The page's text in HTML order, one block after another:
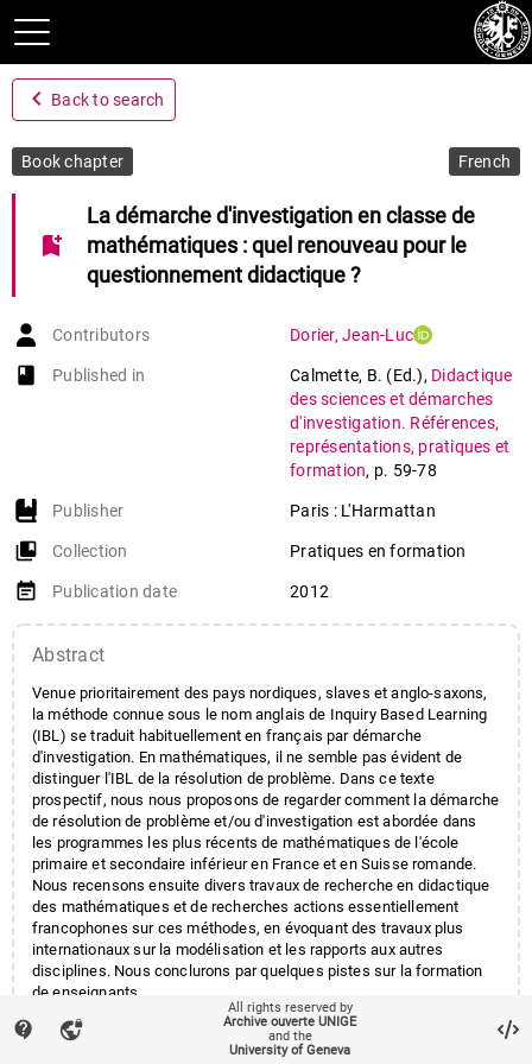
navigate_before Back to search
Book chapter French
bookmark_add
La démarche d'investigation en classe de
mathématiques : quel renouveau pour le
questionnement didactique ?
Contributors Dorier, Jean-Luc
book-open
Published in Calmette, B. (Ed.), Didactique
des sciences et démarches
d'investigation. Références,
représentations, pratiques et
formation, p. 59-78
Publisher Paris : L'Harmattan
collections_bookmark Collection Pratiques en formation
event_note Publication date 2012
Abstract
Venue prioritairement des pays nordiques, slaves et anglo-saxons,
la méthode connue sous le nom anglais de Inquiry Based Learning
(IBL) se traduit habituellement en français par démarche
d'investigation. En mathématiques, il ne semble pas évident de
distinguer l'IBL de la résolution de problème. Dans ce texte
prospectif, nous nous proposons de regarder comment la démarche
de résolution de problème et/ou d'investigation est abordée dans
les programmes les plus récents de mathématiques de l'école
primaire et secondaire inférieur en France et en Suisse romande.
Nous recensons ensuite divers travaux de recherche en didactique
des mathématiques et de recherches actions essentiellement
francophones sur ces méthodes, en évoquant des travaux plus
internationaux sur la modélisation et les rapports aux autres
disciplines. Nous conclurons par quelques pistes sur la formation
de enseignants.
Démarche d'investigation
contact_support vpn_lock
All rights reserved by
Archive ouverte UNIGE
and the
University of Geneva